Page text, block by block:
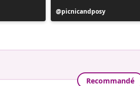
Publication
publiée
picnicandposy
Recommandé